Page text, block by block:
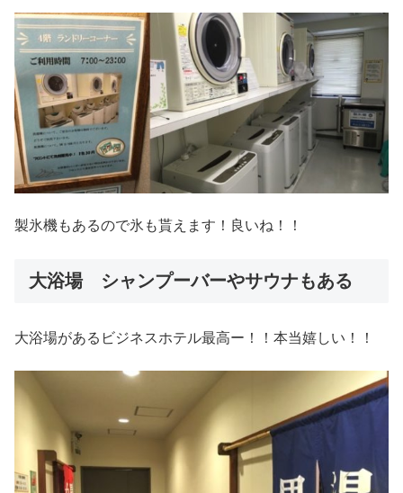
製氷機もあるので氷も貰えます！良いね！！
大浴場 シャンプーバーやサウナもある
大浴場があるビジネスホテル最高ー！！本当嬉しい！！